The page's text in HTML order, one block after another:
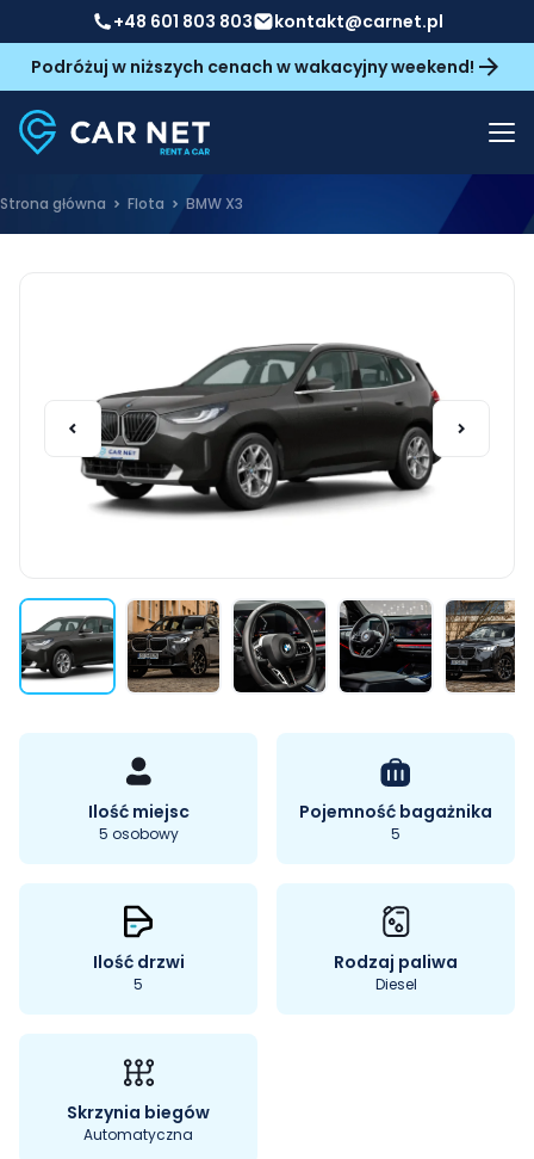
+48 601 803 803
kontakt@carnet.pl
Podróżuj w niższych cenach w wakacyjny weekend!
Strona główna Flota BMW X3
Ilość miejsc
5 osobowy
Pojemność bagażnika
5
Ilość drzwi
5
Rodzaj paliwa
Diesel
Skrzynia biegów
Automatyczna